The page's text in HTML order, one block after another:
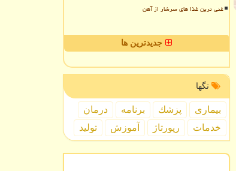
غنی ترین غذا های سرشار از آهن
جدیدترین ها
تگها
بیماری پزشك برنامه
درمان
خدمات
رپورتاژ آموزش تولید